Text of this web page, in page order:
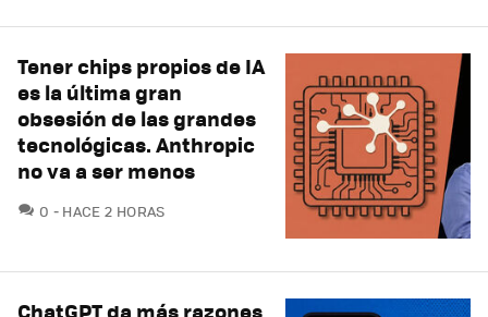
Tener chips propios de IA
es la última gran
obsesión de las grandes
tecnológicas. Anthropic
no va a ser menos
0 COMENTARIOS
HACE 2 HORAS